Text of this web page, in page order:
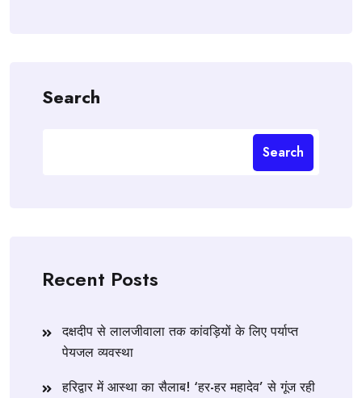
Search
Search
Recent Posts
दक्षदीप से लालजीवाला तक कांवड़ियों के लिए पर्याप्त
पेयजल व्यवस्था
हरिद्वार में आस्था का सैलाब! ‘हर-हर महादेव’ से गूंज रही